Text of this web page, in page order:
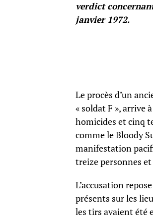
verdict
janvier 1972.
Le procès d’un
« soldat F », arrive
homicides et cinq
comme le Bloody
manifestation
treize personnes
L’accusation
présents sur les
les tirs avaient été